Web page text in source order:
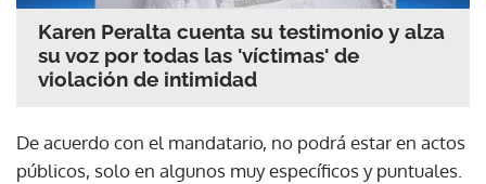
Karen Peralta cuenta su testimonio y alza
su voz por todas las 'víctimas' de
violación de intimidad
De acuerdo con el mandatario, no podrá estar en actos
públicos, solo en algunos muy específicos y puntuales.